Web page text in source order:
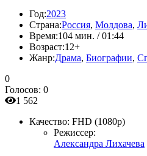
Год:2023
Страна:Россия, Молдова,
Время:104 мин. / 01:44
Возраст:12+
Жанр:Драма, Биографии,
0
Голосов: 0
1 562
Качество: FHD (1080p)
Режиссер:
Александра Лихачева